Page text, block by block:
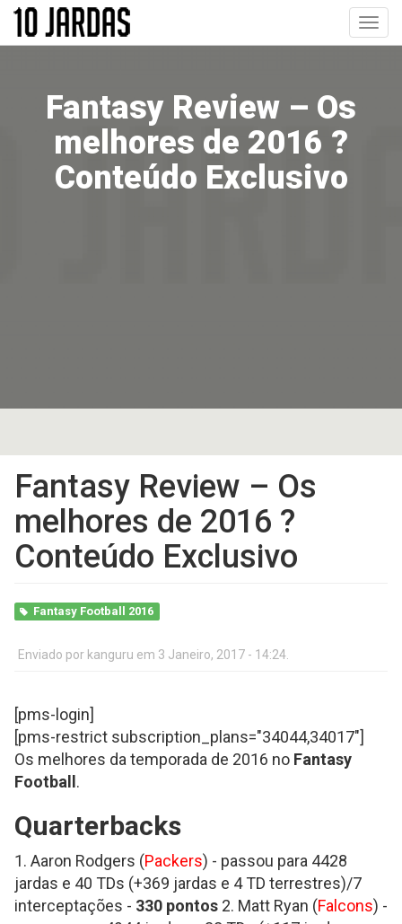
Pular
o
Fantasy Review – Os
melhores de 2016 ?
Conteúdo Exclusivo
Fantasy Review – Os
melhores de 2016 ?
Conteúdo Exclusivo
Fantasy Football 2016
Enviado por kanguru em 3 Janeiro, 2017 - 14:24.
[pms-login]
[pms-restrict subscription_plans="34044,34017"]
Os melhores da temporada de 2016 no Fantasy
Football .
Quarterbacks
1. Aaron Rodgers (Packers) - passou para 4428
jardas e 40 TDs (+369 jardas e 4 TD terrestres)/7
interceptações - 330 pontos 2. Matt Ryan (Falcons) -